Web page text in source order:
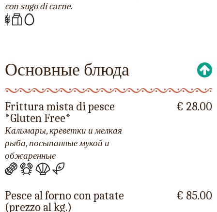
con sugo di carne.
Основные блюда
Frittura mista di pesce
*Gluten Free*
Кальмары, креветки и мелкая
рыба, посыпанные мукой и
обжаренные
€ 28.00
Pesce al forno con patate
(prezzo al kg.)
€ 85.00